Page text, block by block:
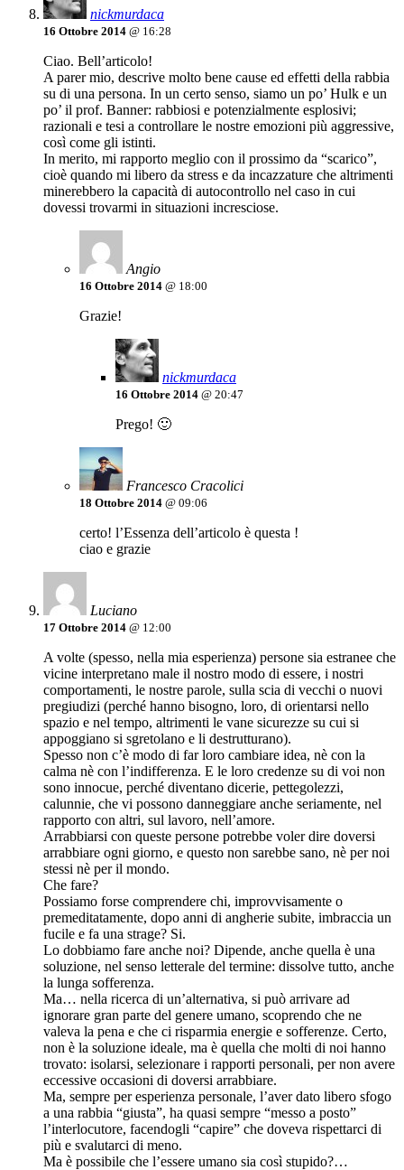
nickmurdaca
16 Ottobre 2014 @ 16:28
Ciao. Bell’articolo!
A parer mio, descrive molto bene cause ed effetti della rabbia
su di una persona. In un certo senso, siamo un po’ Hulk e un
po’ il prof. Banner: rabbiosi e potenzialmente esplosivi;
razionali e tesi a controllare le nostre emozioni più aggressive,
così come gli istinti.
In merito, mi rapporto meglio con il prossimo da “scarico”,
cioè quando mi libero da stress e da incazzature che altrimenti
minerebbero la capacità di autocontrollo nel caso in cui
dovessi trovarmi in situazioni incresciose.
Angio
16 Ottobre 2014 @ 18:00
Grazie!
nickmurdaca
16 Ottobre 2014 @ 20:47
Prego! 🙂
Francesco Cracolici
18 Ottobre 2014 @ 09:06
certo! l’Essenza dell’articolo è questa !
ciao e grazie
Luciano
17 Ottobre 2014 @ 12:00
A volte (spesso, nella mia esperienza) persone sia estranee che
vicine interpretano male il nostro modo di essere, i nostri
comportamenti, le nostre parole, sulla scia di vecchi o nuovi
pregiudizi (perché hanno bisogno, loro, di orientarsi nello
spazio e nel tempo, altrimenti le vane sicurezze su cui si
appoggiano si sgretolano e li destrutturano).
Spesso non c’è modo di far loro cambiare idea, nè con la
calma nè con l’indifferenza. E le loro credenze su di voi non
sono innocue, perché diventano dicerie, pettegolezzi,
calunnie, che vi possono danneggiare anche seriamente, nel
rapporto con altri, sul lavoro, nell’amore.
Arrabbiarsi con queste persone potrebbe voler dire doversi
arrabbiare ogni giorno, e questo non sarebbe sano, nè per noi
stessi nè per il mondo.
Che fare?
Possiamo forse comprendere chi, improvvisamente o
premeditatamente, dopo anni di angherie subite, imbraccia un
fucile e fa una strage? Si.
Lo dobbiamo fare anche noi? Dipende, anche quella è una
soluzione, nel senso letterale del termine: dissolve tutto, anche
la lunga sofferenza.
Ma… nella ricerca di un’alternativa, si può arrivare ad
ignorare gran parte del genere umano, scoprendo che ne
valeva la pena e che ci risparmia energie e sofferenze. Certo,
non è la soluzione ideale, ma è quella che molti di noi hanno
trovato: isolarsi, selezionare i rapporti personali, per non avere
eccessive occasioni di doversi arrabbiare.
Ma, sempre per esperienza personale, l’aver dato libero sfogo
a una rabbia “giusta”, ha quasi sempre “messo a posto”
l’interlocutore, facendogli “capire” che doveva rispettarci di
più e svalutarci di meno.
Ma è possibile che l’essere umano sia così stupido?…